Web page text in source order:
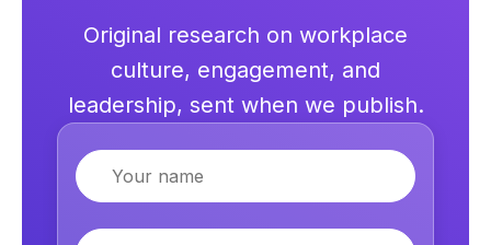
Original research on workplace
culture, engagement, and
leadership, sent when we publish.
Name